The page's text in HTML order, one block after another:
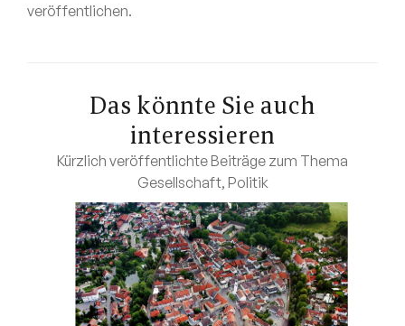
veröffentlichen.
Das könnte Sie auch
interessieren
Kürzlich veröffentlichte Beiträge zum Thema
Gesellschaft, Politik